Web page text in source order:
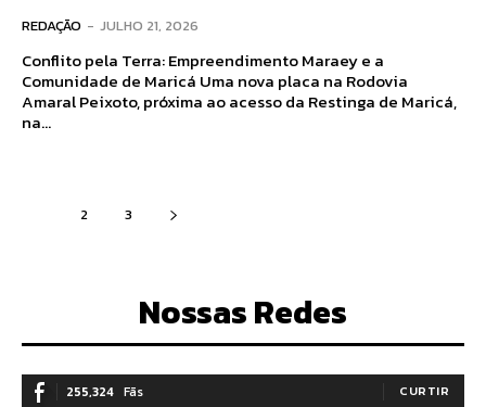
REDAÇÃO - JULHO 21, 2026
Conflito pela Terra: Empreendimento Maraey e a
Comunidade de Maricá Uma nova placa na Rodovia
Amaral Peixoto, próxima ao acesso da Restinga de Maricá,
na...
2 3
Nossas Redes
255,324 Fãs CURTIR